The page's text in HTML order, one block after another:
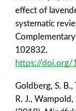
effect of
systematic
102832.
https://doi.org/
Goldberg, S. B.,
R. J., Wampold,